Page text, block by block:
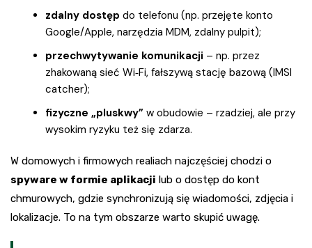
zdalny dostęp do telefonu (np. przejęte konto
Google/Apple, narzędzia MDM, zdalny pulpit);
przechwytywanie komunikacji – np. przez
zhakowaną sieć Wi‑Fi, fałszywą stację bazową (IMSI
catcher);
fizyczne „pluskwy” w obudowie – rzadziej, ale przy
wysokim ryzyku też się zdarza.
W domowych i firmowych realiach najczęściej chodzi o
spyware w formie aplikacji lub o dostęp do kont
chmurowych, gdzie synchronizują się wiadomości, zdjęcia i
lokalizacje. To na tym obszarze warto skupić uwagę.